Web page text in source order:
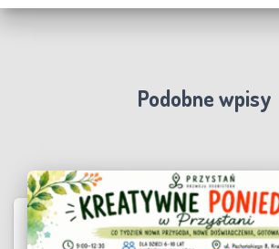
Podobne wpisy